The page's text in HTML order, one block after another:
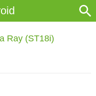
Ray (ST18i)